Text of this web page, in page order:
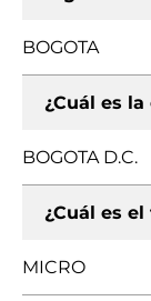
BOGOTA
¿Cuál es
BOGOTA D.C.
¿Cuál es
MICRO